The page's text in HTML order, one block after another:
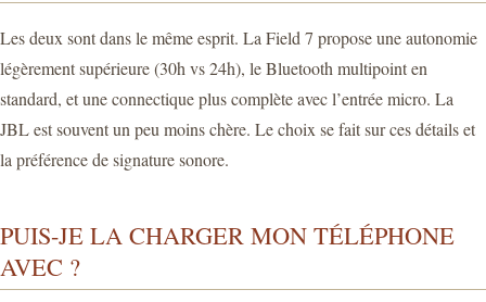
Les deux sont dans le même esprit. La Field 7 propose une autonomie
légèrement supérieure (30h vs 24h), le Bluetooth multipoint en
standard, et une connectique plus complète avec l’entrée micro. La
JBL est souvent un peu moins chère. Le choix se fait sur ces détails et
la préférence de signature sonore.
PUIS-JE LA CHARGER MON TÉLÉPHONE
AVEC ?